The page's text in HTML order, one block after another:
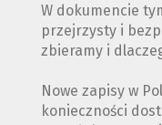
W dokumencie
przejrzysty i
zbieramy i
Nowe zapisy w
konieczności